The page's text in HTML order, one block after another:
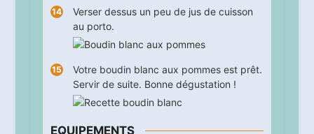
Verser dessus un peu de jus de cuisson
au porto.
Votre boudin blanc aux pommes est prêt.
Servir de suite. Bonne dégustation !
EQUIPEMENTS